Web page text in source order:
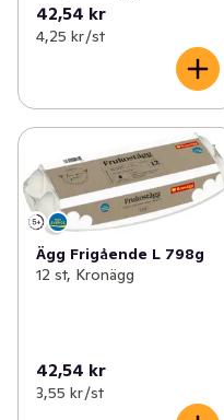
42,54 kr
4,25 kr /st
Ägg Frigående L 798g
12 st, Kronägg
42,54 kr
3,55 kr /st